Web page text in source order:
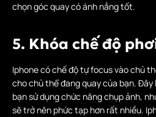
chọn góc quay có ánh nắng tốt.
5. Khóa chế độ
Iphone có chế độ tự focus vào chủ
cho chủ thể đang quay của bạn.
bạn sử dụng chức năng chụp ảnh,
sẽ trở nên phức tạp hơn rất nhiều.